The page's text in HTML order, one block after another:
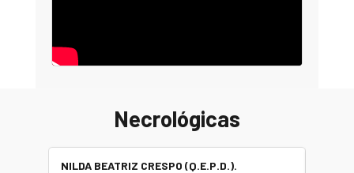
Necrológicas
NILDA BEATRIZ CRESPO (Q.E.P.D.).